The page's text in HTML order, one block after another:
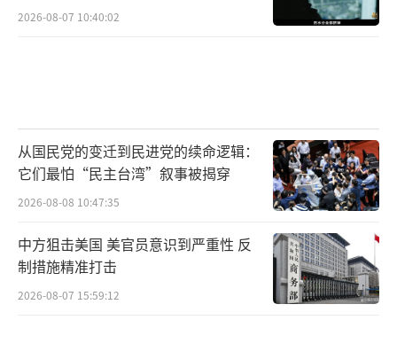
2026-08-07 10:40:02
从国民党的变迁到民进党的续命逻辑：
它们最怕“民主台湾”叙事被揭穿
2026-08-08 10:47:35
中方狙击美国 美官员意识到严重性 反
制措施精准打击
2026-08-07 15:59:12